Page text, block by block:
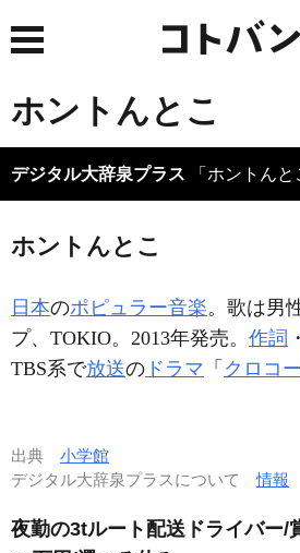
ホントんとこ
デジタル大辞泉プラス 「ホントん
ホントんとこ
日本のポピュラー音楽。歌は男
プ、TOKIO。2013年発売。 作詞 ・
TBS系で放送の ドラマ 「 クロコ
出典 小学館
デジタル大辞泉プラスについて情報
夜勤の3tルート配送ドライバー/